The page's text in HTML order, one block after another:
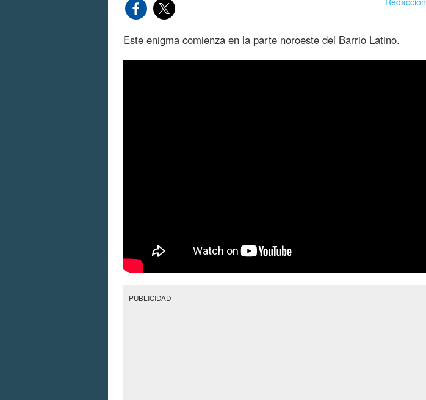
Este enigma comienza en la parte noroeste del Barrio Latino.
PUBLICIDAD